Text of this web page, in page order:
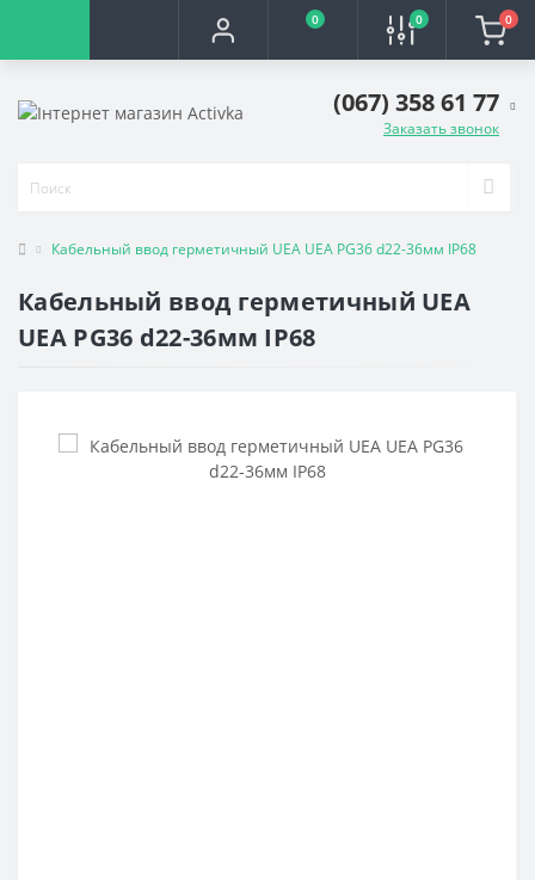
0 0 0
(067) 358 61 77
Заказать звонок
Кабельный ввод герметичный UEA UEA PG36 d22-36мм IP68
Кабельный ввод герметичный UEA
UEA PG36 d22-36мм IP68